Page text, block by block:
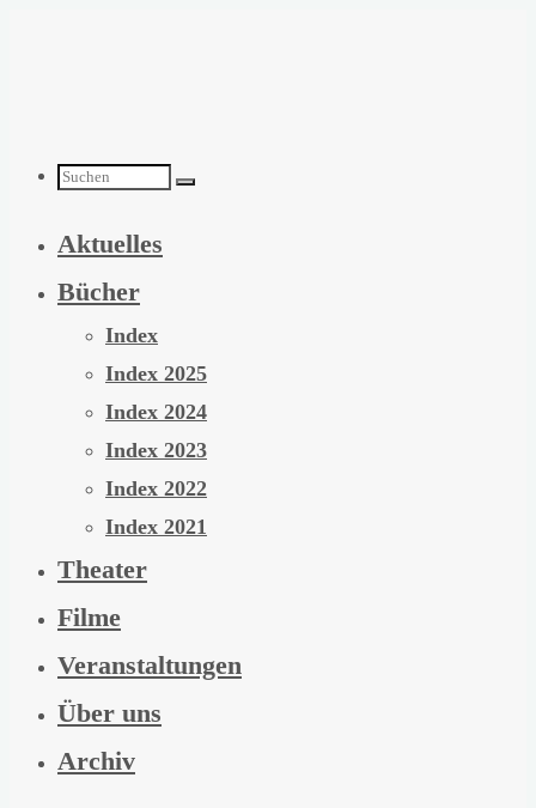
Suchen
nach:
Aktuelles
Bücher
Index
Index 2025
Index 2024
Index 2023
Index 2022
Index 2021
Theater
Filme
Veranstaltungen
Über uns
Archiv